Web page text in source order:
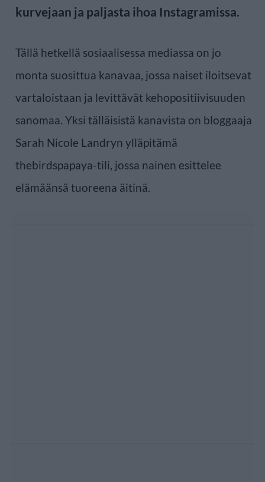
kurvejaan ja paljasta ihoa Instagramissa.
Tällä hetkellä sosiaalisessa mediassa on jo
monta suosittua kanavaa, jossa naiset iloitsevat
vartaloistaan ja levittävät kehopositiivisuuden
sanomaa. Yksi tälläisistä kanavista on bloggaaja
Sarah Nicole Landryn ylläpitämä
thebirdspapaya-tili, jossa nainen esittelee
elämäänsä tuoreena äitinä.